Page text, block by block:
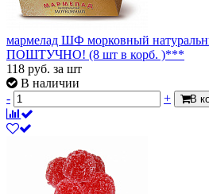
мармелад ШФ морковный
ПОШТУЧНО! (8 шт в корб. )***
118 руб. за шт
В наличии
-
+ В